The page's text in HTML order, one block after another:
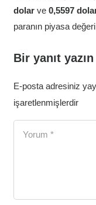
dolar ve0,5597
paranın piyasa
Bir yanıt yazın
E-posta adresiniz
işaretlenmişlerdir